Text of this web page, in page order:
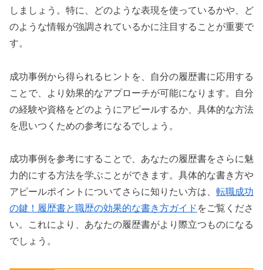
しましょう。特に、どのような表現を使っているかや、ど
のような情報が強調されているかに注目することが重要で
す。
成功事例から得られるヒントを、自分の履歴書に応用する
ことで、より効果的なアプローチが可能になります。自分
の経験や資格をどのようにアピールするか、具体的な方法
を思いつくための参考になるでしょう。
成功事例を参考にすることで、あなたの履歴書をさらに魅
力的にする方法を学ぶことができます。具体的な書き方や
アピールポイントについてさらに知りたい方は、 転職成功
の鍵！履歴書と職歴の効果的な書き方ガイド をご覧くださ
い。これにより、あなたの履歴書がより際立つものになる
でしょう。